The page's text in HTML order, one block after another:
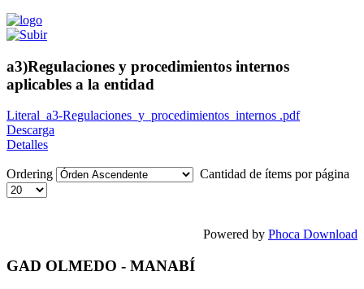
a3)Regulaciones y procedimientos internos
aplicables a la entidad
Literal_a3-Regulaciones_y_procedimientos_internos .pdf
Descarga
Detalles
Ordering Cantidad de ítems por página
Powered by Phoca Download
GAD OLMEDO - MANABÍ